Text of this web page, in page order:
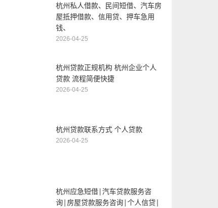
杭州私人借款、民间短借、汽车房
屋抵押借款、信用贷、押车急用
钱、
2026-04-25
杭州贷款正规机构 杭州企业个人
贷款 流程简便快捷
2026-04-25
杭州贷款联系方式 个人贷款
2026-04-25
杭州应急短借|汽车贷款服务咨
询|房屋贷款服务咨询|个人信贷|